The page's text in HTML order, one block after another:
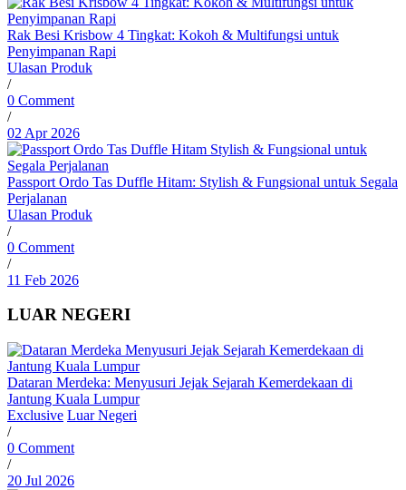
Rak Besi Krisbow 4 Tingkat: Kokoh & Multifungsi untuk
Penyimpanan Rapi
Ulasan Produk
/
0 Comment
/
02 Apr 2026
Passport Ordo Tas Duffle Hitam: Stylish & Fungsional untuk Segala
Perjalanan
Ulasan Produk
/
0 Comment
/
11 Feb 2026
LUAR NEGERI
Dataran Merdeka: Menyusuri Jejak Sejarah Kemerdekaan di
Jantung Kuala Lumpur
Exclusive Luar Negeri
/
0 Comment
/
20 Jul 2026